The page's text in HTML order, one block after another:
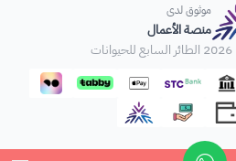
موثوق لدى
منصة الأعمال
الطائر السابع للحيوانات